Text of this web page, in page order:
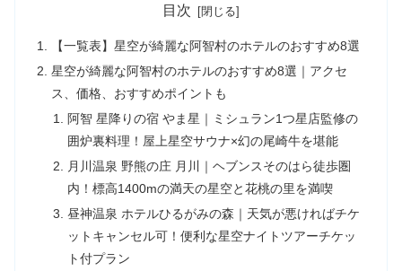
目次
【一覧表】星空が綺麗な阿智村のホテルのおすすめ8選
星空が綺麗な阿智村のホテルのおすすめ8選｜アクセ
ス、価格、おすすめポイントも
阿智 星降りの宿 やま星｜ミシュラン1つ星店監修の
囲炉裏料理！屋上星空サウナ×幻の尾崎牛を堪能
月川温泉 野熊の庄 月川｜ヘブンスそのはら徒歩圏
内！標高1400mの満天の星空と花桃の里を満喫
昼神温泉 ホテルひるがみの森｜天気が悪ければチケ
ットキャンセル可！便利な星空ナイトツアーチケッ
ト付プラン